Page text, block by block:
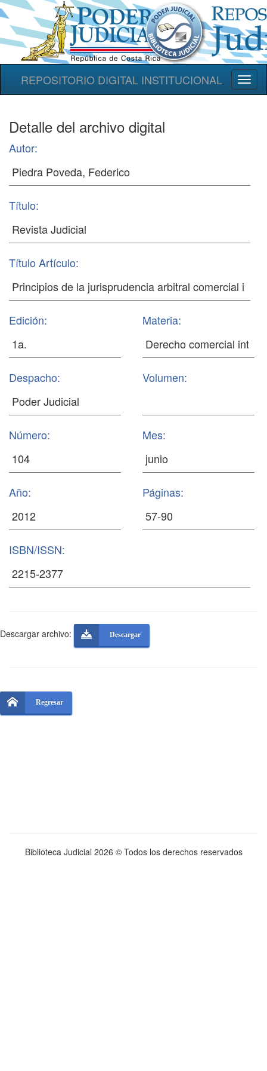
REPOSITORIO DIGITAL INSTITUCIONAL
Detalle del archivo digital
Autor:
Título:
Título Artículo:
Edición: Materia:
Despacho: Volumen:
Número: Mes:
Año: Páginas:
ISBN/ISSN:
Descargar archivo: Descargar
Regresar
Biblioteca Judicial 2026 © Todos los derechos reservados